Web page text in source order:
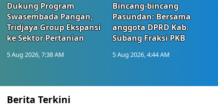
Dukung Program
Swasembada Pangan,
Tridjaya Group Ekspansi
ke Sektor Pertanian
5 Aug 2026, 7:38 AM
Bincang-bincang
Pasundan: Bersama
anggota DPRD Kab.
Subang Fraksi PKB
5 Aug 2026, 4:44 AM
Berita Terkini